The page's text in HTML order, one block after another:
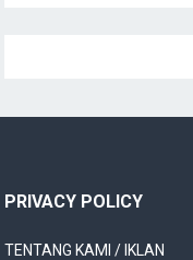
PRIVACY POLICY
TENTANG KAMI / IKLAN